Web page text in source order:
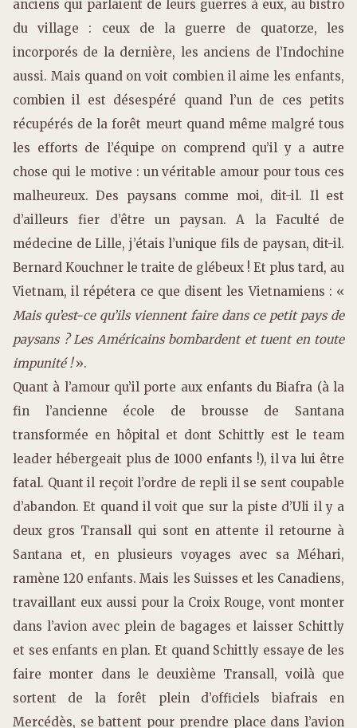
anciens qui parlaient de leurs guerres à eux, au bistro
du village : ceux de la guerre de quatorze, les
incorporés de la dernière, les anciens de l’Indochine
aussi. Mais quand on voit combien il aime les enfants,
combien il est désespéré quand l’un de ces petits
récupérés de la forêt meurt quand même malgré tous
les efforts de l’équipe on comprend qu’il y a autre
chose qui le motive : un véritable amour pour tous ces
malheureux. Des paysans comme moi, dit-il. Il est
d’ailleurs fier d’être un paysan. A la Faculté de
médecine de Lille, j’étais l’unique fils de paysan, dit-il.
Bernard Kouchner le traite de glébeux ! Et plus tard, au
Vietnam, il répétera ce que disent les Vietnamiens : «
Mais qu’est-ce qu’ils viennent faire dans ce petit pays de
paysans ? Les Américains bombardent et tuent en toute
impunité !».
Quant à l’amour qu’il porte aux enfants du Biafra (à la
fin l’ancienne école de brousse de Santana
transformée en hôpital et dont Schittly est le team
leader hébergeait plus de 1000 enfants !), il va lui être
fatal. Quant il reçoit l’ordre de repli il se sent coupable
d’abandon. Et quand il voit que sur la piste d’Uli il y a
deux gros Transall qui sont en attente il retourne à
Santana et, en plusieurs voyages avec sa Méhari,
ramène 120 enfants. Mais les Suisses et les Canadiens,
travaillant eux aussi pour la Croix Rouge, vont monter
dans l’avion avec plein de bagages et laisser Schittly
et ses enfants en plan. Et quand Schittly essaye de les
faire monter dans le deuxième Transall, voilà que
sortent de la forêt plein d’officiels biafrais en
Mercédès, se battent pour prendre place dans l’avion